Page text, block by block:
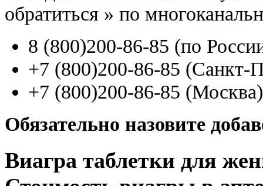
обратиться » по
8 (800)200-86-85 (по
+7 (800)200-86-85 (Санкт-
+7 (800)200-86-85 (Москва)
Обязательно назовите
Виагра таблетки для